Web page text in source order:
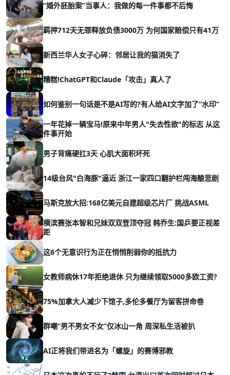
“婚外胚胎案”当事人：我做的每一件事都不后悔
羁押712天无罪释放负债3000万 为何国家赔偿只有41万
新西兰华人女子心碎：邻居让我的猫消失了
糟糕!ChatGPT和Claude「攻击」真人了
如何鉴别一句话是不是AI写的?有人给AI文字加了“水印”
一年花掉一辆宝马!原来中年男人"失去性欲"的标志 从这
件事开始
男子背痛硬扛3天 心肌大面积坏死
14级台风"白海豚"逼近 浙江一家四口翻护栏闯海酿悲剧
马斯克放大招:168亿美元自建超级芯片厂 挑战ASML
横滨赛张本智和兄妹双双登顶夺冠 韩乔生:国乒要正视差
距
这6个无意识行为正在悄悄削弱你的抵抗力
女教师病休17年拒绝退休 只为继续领取5000多欧工资?
75%加拿大人减少下馆子,多伦多餐厅为留客拼命卷
群嘲“男不男女不女”仅冰山一角 周深私生活被扒
AI正将我们带进名为「螺旋」的赛博邪教